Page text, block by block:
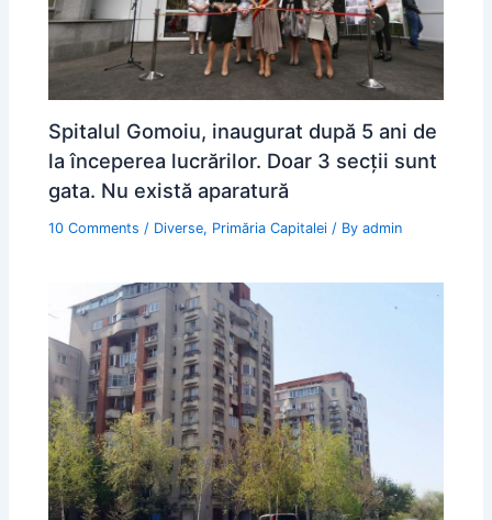
Spitalul Gomoiu, inaugurat după 5 ani de
la începerea lucrărilor. Doar 3 secţii sunt
gata. Nu există aparatură
10 Comments / Diverse, Primăria Capitalei / Byadmin